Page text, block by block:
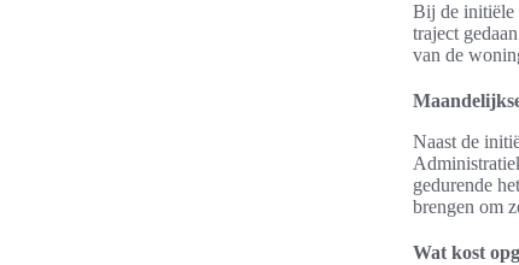
Bij de initiële
traject
van de
Naast de
gedurende
brengen om
Wat kost